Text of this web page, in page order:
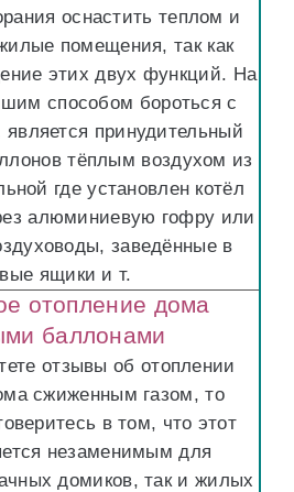
оснастить теплом и
помещения, так как
этих двух функций. На
способом бороться с
принудительный
тёплым воздухом из
где установлен котёл
алюминиевую гофру или
заведённые в
ящики и т.
отопление дома
баллонами
отзывы об отоплении
сжиженным газом, то
в том, что этот
незаменимым для
домиков, так и жилых